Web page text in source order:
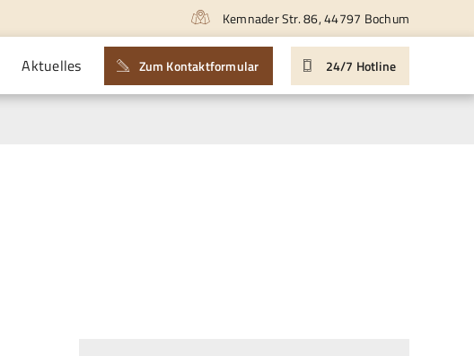
Kemnader Str. 86, 44797 Bochum
Aktuelles Zum Kontaktformular 24/7 Hotline